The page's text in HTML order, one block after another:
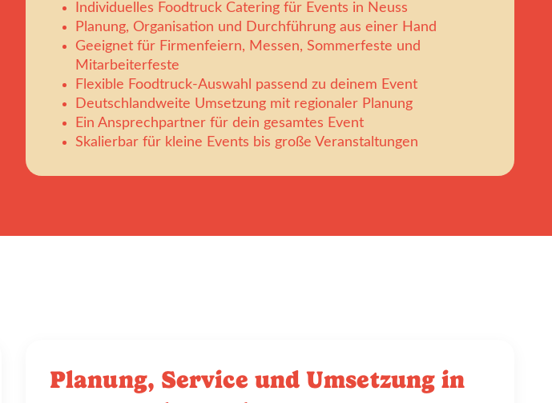
Individuelles Foodtruck Catering für Events in Neuss
Planung, Organisation und Durchführung aus einer Hand
Geeignet für Firmenfeiern, Messen, Sommerfeste und
Mitarbeiterfeste
Flexible Foodtruck-Auswahl passend zu deinem Event
Deutschlandweite Umsetzung mit regionaler Planung
Ein Ansprechpartner für dein gesamtes Event
Skalierbar für kleine Events bis große Veranstaltungen
Planung, Service und Umsetzung in